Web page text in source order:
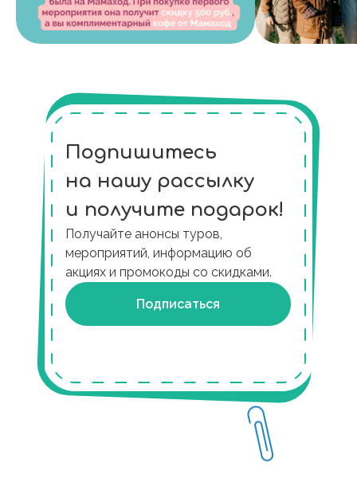
Подпишитесь
на нашу рассылку
и получите подарок!
Получайте анонсы туров,
мероприятий, информацию об
акциях и промокоды со скидками.
Подписаться